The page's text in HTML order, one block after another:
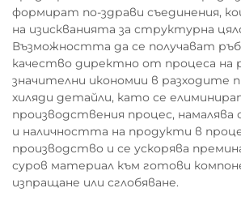
формират по-здрави съединения,
на изискванията за структурна
Възможността да се получават
качество директно от процеса на
значителни икономии в разходите
хиляди детайли, като се
производствения процес,
и наличността на продукти в
производство и се ускорява
суров материал към готови
изпращане или сглобяване.